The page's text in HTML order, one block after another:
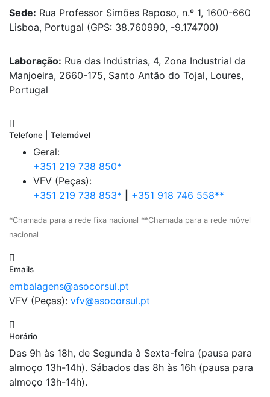
Sede: Rua Professor Simões Raposo, n.º 1, 1600-660
Lisboa, Portugal (GPS: 38.760990, -9.174700)
Laboração: Rua das Indústrias, 4, Zona Industrial da
Manjoeira, 2660-175, Santo Antão do Tojal, Loures,
Portugal
Telefone | Telemóvel
Geral:
+351 219 738 850*
VFV (Peças):
+351 219 738 853*
+351 918 746 558**
*Chamada para a rede fixa nacional **Chamada para a rede móvel
nacional
Emails
embalagens@asocorsul.pt
VFV (Peças): vfv@asocorsul.pt
Horário
Das 9h às 18h, de Segunda à Sexta-feira (pausa para
almoço 13h-14h). Sábados das 8h às 16h (pausa para
almoço 13h-14h).